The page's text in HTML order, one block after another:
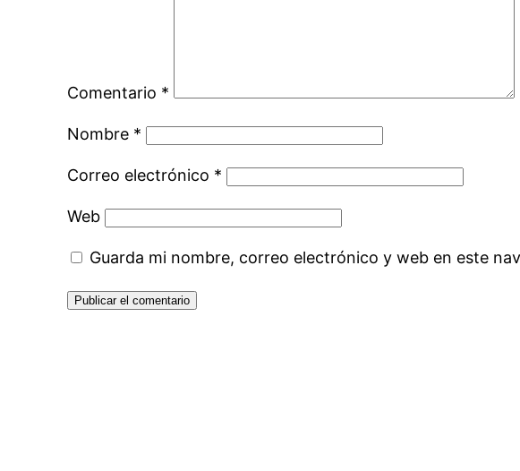
Comentario *
Nombre *
Correo electrónico *
Web
Guarda mi nombre, correo electrónico y web en este